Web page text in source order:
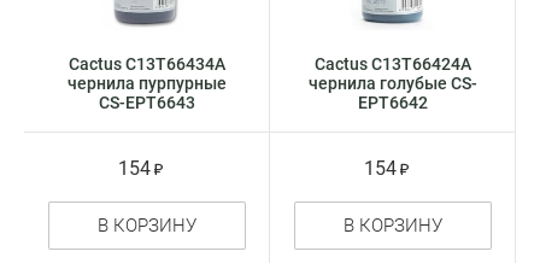
Cactus C13T66434A
чернила пурпурные
CS-EPT6643
154
В КОРЗИНУ
Cactus C13T66424A
чернила голубые CS-
EPT6642
154
В КОРЗИНУ